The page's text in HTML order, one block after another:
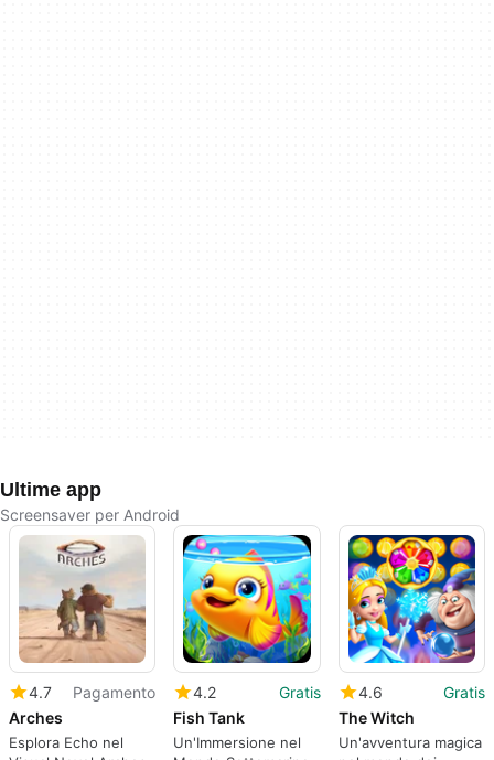
Ultime app
Screensaver per Android
4.7
Pagamento
Arches
Esplora Echo nel
4.2
Gratis
Fish Tank
Un'Immersione nel
4.6
Gratis
The Witch
Un'avventura magica